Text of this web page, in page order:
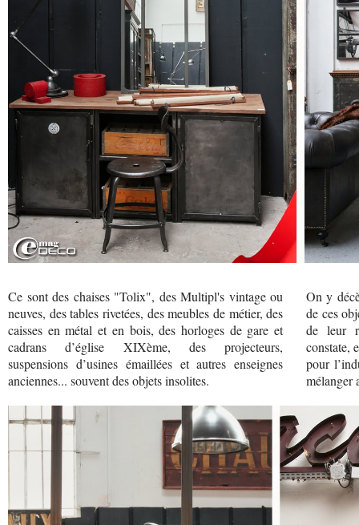
Ce sont des chaises "Tolix", des Multipl's vintage ou
neuves, des tables rivetées, des meubles de métier, des
caisses en métal et en bois, des horloges de gare et
cadrans d’église XIXème, des projecteurs,
suspensions d’usines émaillées et autres enseignes
anciennes... souvent des objets insolites.
On y
de ces
de leur
constate,
pour
mélanger